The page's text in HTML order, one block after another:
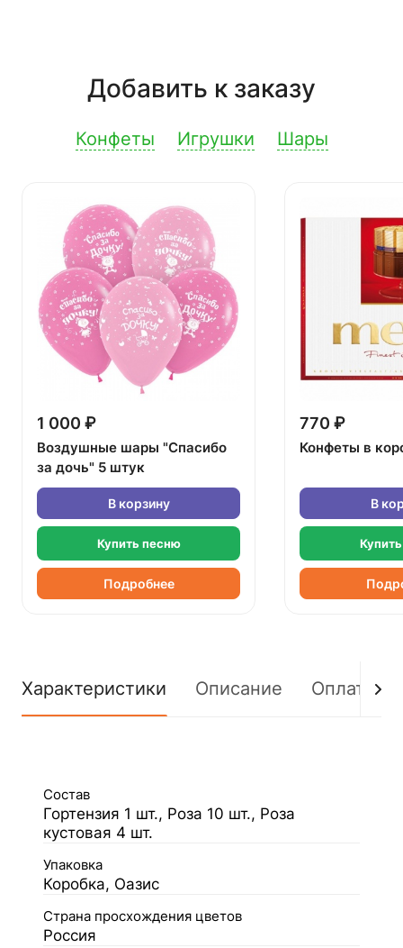
Добавить к заказу
Конфеты Игрушки Шары
1 000 ₽
Воздушные шары "Спасибо
за дочь" 5 штук
В корзину
Купить песню
Подробнее
770 ₽
Конфеты в
В
Характеристики Описание Оплата
Состав
Гортензия 1 шт., Роза 10 шт., Роза
кустовая 4 шт.
Упаковка
Коробка, Оазис
Страна просхождения цветов
Россия